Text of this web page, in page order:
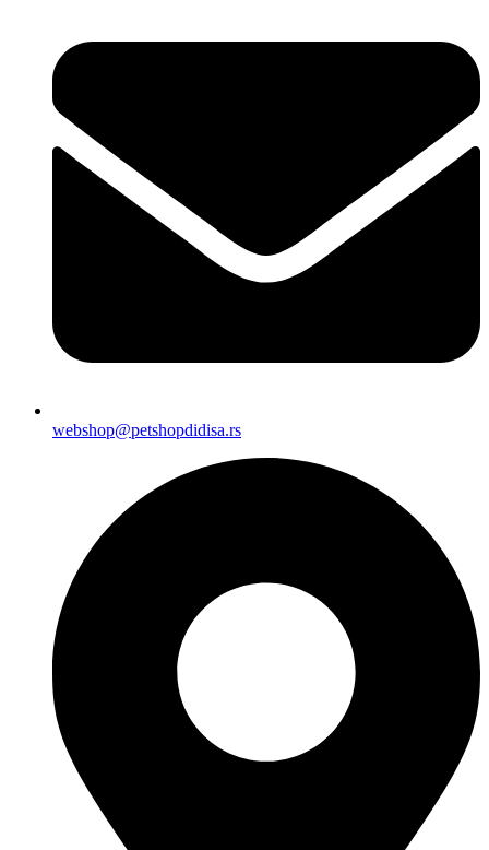
webshop@petshopdidisa.rs